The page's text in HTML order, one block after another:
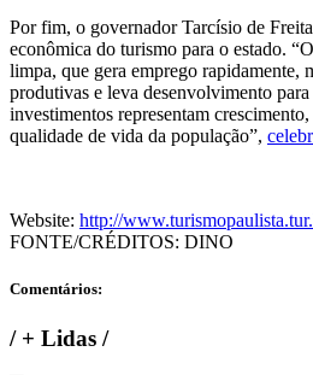
Por fim, o governador Tarcísio de
econômica do turismo para o estado.
limpa, que gera emprego rapidamente,
produtivas e leva desenvolvimento para
investimentos representam
qualidade de vida da população”,
Website: http://
FONTE/CRÉDITOS: DINO
Comentários:
/+ Lidas /